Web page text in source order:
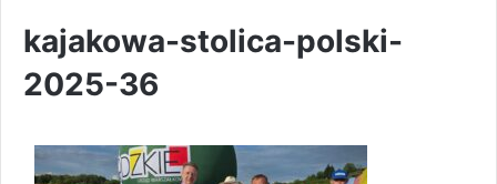
kajakowa-stolica-polski-
2025-36